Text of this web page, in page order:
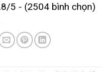
5 - (2504 bình chọn)